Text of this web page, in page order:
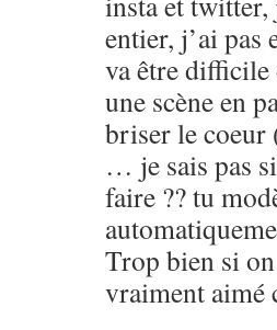
entier, j’ai pas
va être difficile
une scène en
briser le coeur
… je sais pas
faire ?? tu
Trop bien si
vraiment aimé